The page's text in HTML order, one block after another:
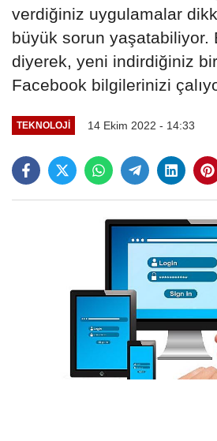
verdiğiniz uygulamalar
büyük sorun yaşatabiliyor.
diyerek, yeni indirdiğiniz
Facebook bilgilerinizi
TEKNOLOJİ 14 Ekim 2022 - 14:33